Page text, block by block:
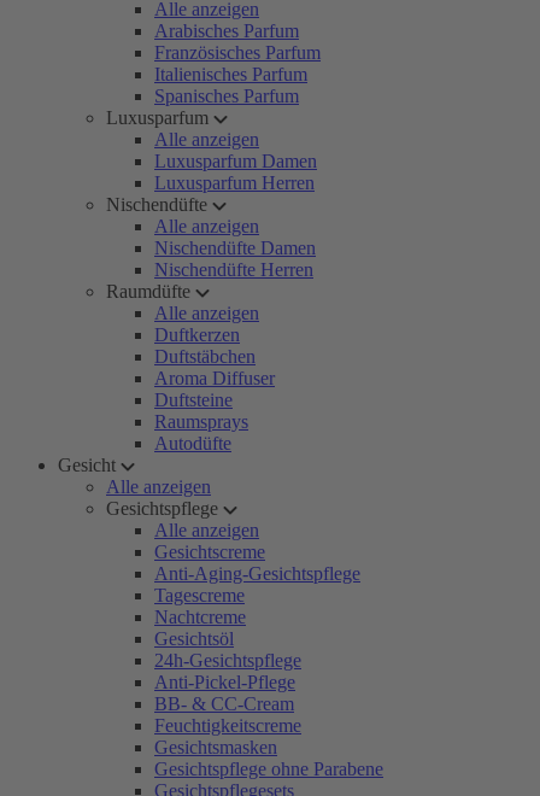
Alle anzeigen
Arabisches Parfum
Französisches Parfum
Italienisches Parfum
Spanisches Parfum
Luxusparfum
Alle anzeigen
Luxusparfum Damen
Luxusparfum Herren
Nischendüfte
Alle anzeigen
Nischendüfte Damen
Nischendüfte Herren
Raumdüfte
Alle anzeigen
Duftkerzen
Duftstäbchen
Aroma Diffuser
Duftsteine
Raumsprays
Autodüfte
Gesicht
Alle anzeigen
Gesichtspflege
Alle anzeigen
Gesichtscreme
Anti-Aging-Gesichtspflege
Tagescreme
Nachtcreme
Gesichtsöl
24h-Gesichtspflege
Anti-Pickel-Pflege
BB- & CC-Cream
Feuchtigkeitscreme
Gesichtsmasken
Gesichtspflege ohne Parabene
Gesichtspflegesets